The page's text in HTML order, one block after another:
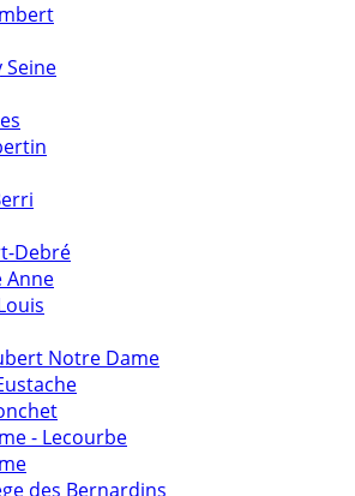
Seine
Debré
Anne
Notre Dame
- Lecourbe
des Bernardins